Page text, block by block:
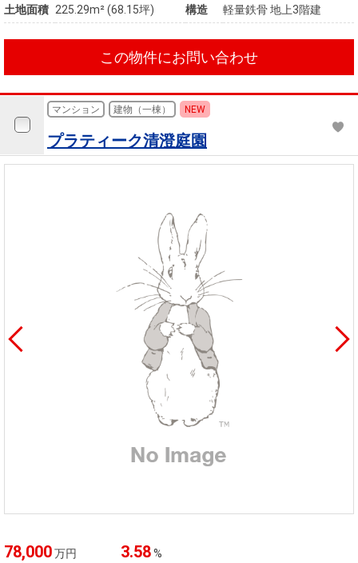
土地面積 225.29m² (68.15坪) 構造 軽量鉄骨 地上3階建
この物件にお問い合わせ
マンション 建物（一棟） NEW
プラティーク清澄庭園
78,000万円 3.58%